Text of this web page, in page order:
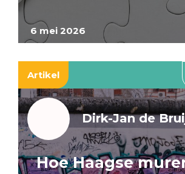
6 mei 2026
Artikel
Dirk-Jan de
Hoe Haagse